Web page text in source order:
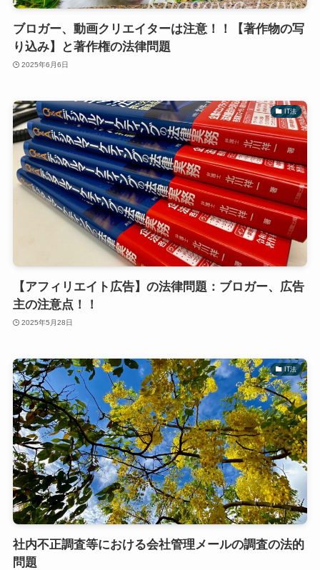
ブロガー、動画クリエイターは注意！！【著作物の写
り込み】と著作権の法律問題
2025年6月6日
IT法
【アフィリエイト広告】の法律問題：ブロガー、広告
主の注意点！！
2025年5月28日
IT法
社内不正調査等における会社管理メールの調査の法的
問題